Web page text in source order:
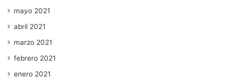
mayo 2021
abril 2021
marzo 2021
febrero 2021
enero 2021